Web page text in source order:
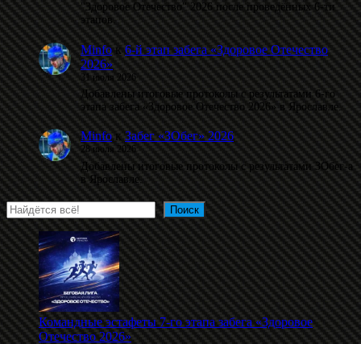
"Здоровое Отечество" 2026 после проведённых 6-ти
этапов.
Minfoк6-й этап забега «Здоровое Отечество
2026»
31 июля 2026
Добавлены итоговые протоколы с результатами 6-го
этапа забега «Здоровое Отечество 2026» в Ярославле.
MinfoкЗабег «ЗОбег» 2026
28 июля 2026
Добавлены итоговые протоколы с результатами ЗОбег-а
в Ярославле.
Поиск Поиск
Командные эстафеты 7-го этапа забега «Здоровое
Отечество 2026»